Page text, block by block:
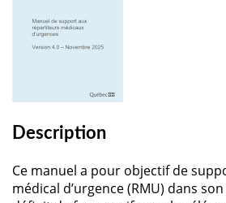
Description
Ce manuel a pour objectif de
médical d’urgence (RMU) dans